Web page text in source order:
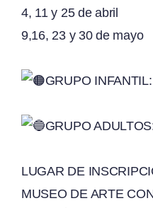
4, 11 y 25 de abril
9,16, 23 y 30 de mayo
GRUPO
GRUPO
LUGAR DE
MUSEO DE ARTE